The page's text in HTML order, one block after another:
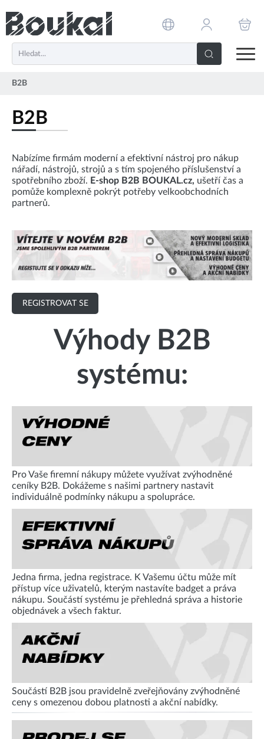
B2B
B2B
Nabízíme firmám moderní a efektivní nástroj pro nákup
nářadí, nástrojů, strojů a s tím spojeného příslušenství a
spotřebního zboží. E-shop B2B BOUKAL.cz, ušetří čas a
pomůže komplexně pokrýt potřeby velkoobchodních
partnerů.
REGISTROVAT SE
Výhody B2B
systému:
Pro Vaše firemní nákupy můžete využívat zvýhodněné
ceníky B2B. Dokážeme s našimi partnery nastavit
individuálně podmínky nákupu a spolupráce.
Jedna firma, jedna registrace. K Vašemu účtu může mít
přístup více uživatelů, kterým nastavíte badget a práva
nákupu. Součástí systému je přehledná správa a historie
objednávek a všech faktur.
Součástí B2B jsou pravidelně zveřejňovány zvýhodněné
ceny s omezenou dobou platnosti a akční nabídky.